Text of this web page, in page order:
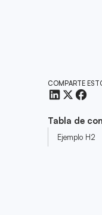
COMPARTE
Tabla de
Ejemplo H2